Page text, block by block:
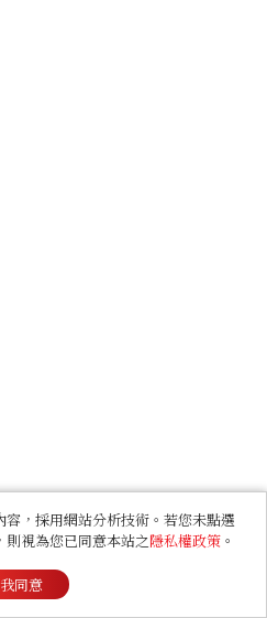
，採用網站分析技術。若您未點選
則視為您已同意本站之隱私權政策 。
我同意